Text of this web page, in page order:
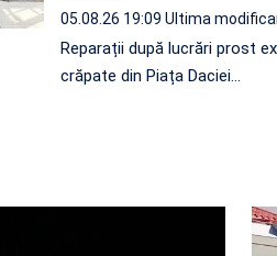
05.08.26 19:09 Ultima
Reparații după lucrări prost
crăpate din Piața Daciei…